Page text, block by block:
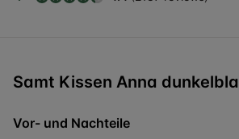
Samt Kissen Anna
Vor- und Nachteile